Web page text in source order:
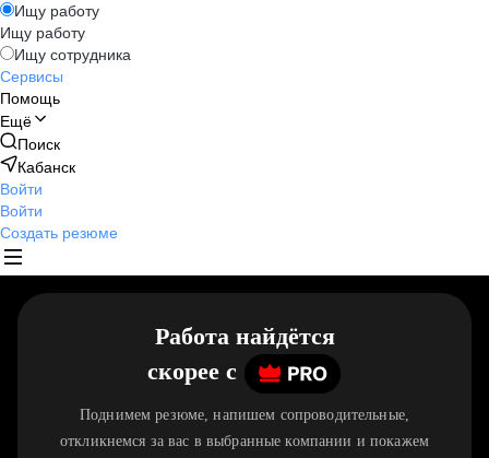
Ищу работу
Ищу работу
Ищу сотрудника
Сервисы
Помощь
Ещё
Поиск
Кабанск
Войти
Войти
Создать резюме
Работа найдётся
скорее c
Поднимем резюме, напишем сопроводительные,
откликнемся за вас в выбранные компании и покажем